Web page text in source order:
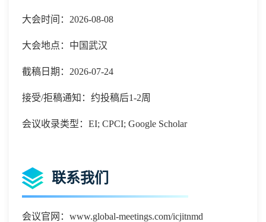
大会时间：2026-08-08
大会地点：中国武汉
截稿日期：2026-07-24
接受/拒稿通知：约投稿后1-2周
会议收录类型：EI; CPCI; Google Scholar
联系我们
会议官网：www.global-meetings.com/icjitnmd